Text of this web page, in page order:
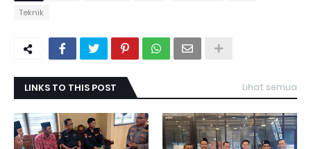
Teknik
LINKS TO THIS POST Lihat semua